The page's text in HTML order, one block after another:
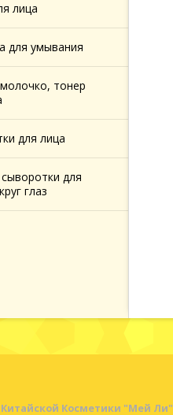
лица
для умывания
тонер
для лица
для
глаз
Китайской Косметики "Мей Ли"